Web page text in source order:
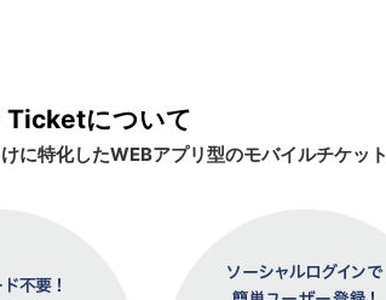
Ticketについて
に特化したWEBアプリ型のモバイルチケット